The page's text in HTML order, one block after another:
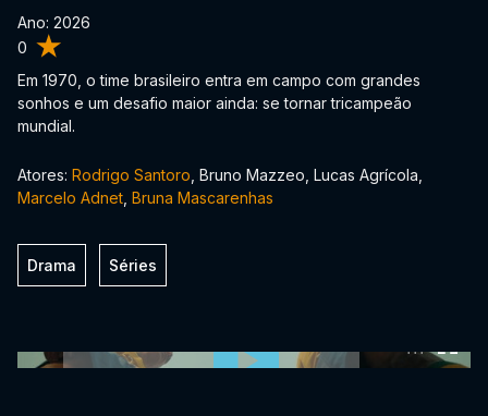
0
Ano: 2026
Em 1970, o time brasileiro entra em campo com grandes
sonhos e um desafio maior ainda: se tornar tricampeão
mundial.
Atores: Rodrigo Santoro , Bruno Mazzeo, Lucas Agrícola,
Marcelo Adnet Bruna Mascarenhas
Drama Séries